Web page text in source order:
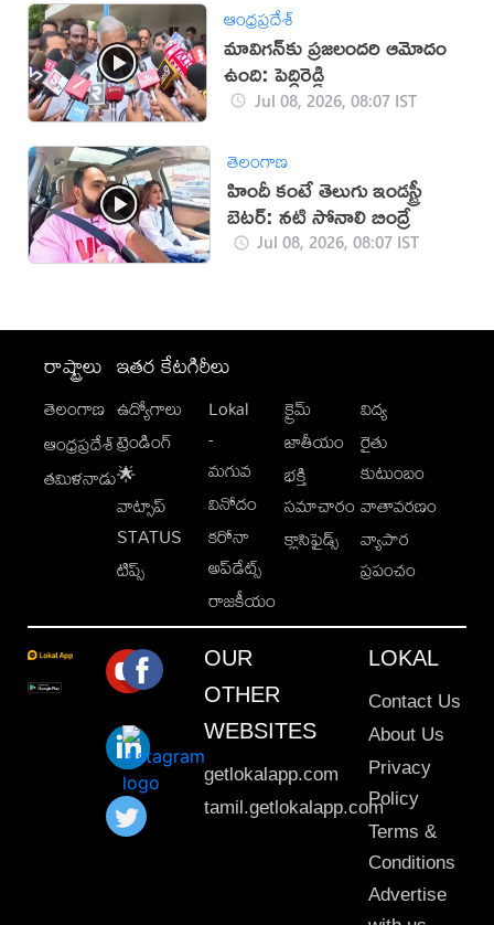
ఆంధ్రప్రదేశ్
మావిగన్‌కు ప్రజలందరి ఆమోదం
ఉంది: పెద్దిరెడ్డి
Jul 08, 2026, 08:07 IST
తెలంగాణ
హిందీ కంటే తెలుగు ఇండస్ట్రీ
బెటర్: నటి సోనాలి బింద్రే
Jul 08, 2026, 08:07 IST
రాష్ట్రాలు
తెలంగాణ
ఆంధ్రప్రదేశ్
తమిళనాడు
ఇతర కేటగిరీలు
ఉద్యోగాలు
ట్రెండింగ్
🌟
వాట్సాప్
STATUS
టిప్స్
Lokal
-
మగువ
వినోదం
కరోనా
అప్‌డేట్స్
రాజకీయం
క్రైమ్
జాతీయం
భక్తి
సమాచారం
క్లాసిఫైడ్స్
విద్య
రైతు
కుటుంబం
వాతావరణం
వ్యాపార
ప్రపంచం
OUR
OTHER
WEBSITES
getlokalapp.com
tamil.getlokalapp.com
LOKAL
Contact Us
About Us
Privacy
Policy
Terms &
Conditions
Advertise